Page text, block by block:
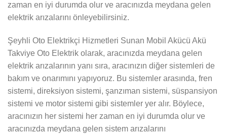
zaman en iyi durumda olur ve aracınızda meydana gelen
elektrik arızalarını önleyebilirsiniz.
Şeyhli Oto Elektrikçi Hizmetleri Sunan Mobil Akücü Akü
Takviye Oto Elektrik olarak, aracınızda meydana gelen
elektrik arızalarının yanı sıra, aracınızın diğer sistemleri de
bakım ve onarımını yapıyoruz. Bu sistemler arasında, fren
sistemi, direksiyon sistemi, şanzıman sistemi, süspansiyon
sistemi ve motor sistemi gibi sistemler yer alır. Böylece,
aracınızın her sistemi her zaman en iyi durumda olur ve
aracınızda meydana gelen sistem arızalarını